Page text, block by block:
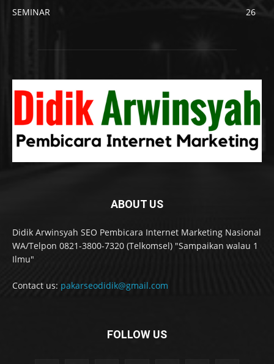
SEMINAR
26
ABOUT US
Didik Arwinsyah SEO Pembicara Internet Marketing Nasional
WA/Telpon 0821-3800-7320 (Telkomsel) "Sampaikan walau 1
Ilmu"
Contact us: pakarseodidik@gmail.com
FOLLOW US